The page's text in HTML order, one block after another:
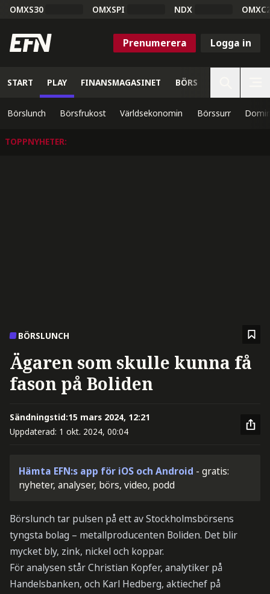
OMXS30 OMXSPI NDX
Prenumerera Logga in
START PLAY FINANSMAGASINET BÖRS
Börslunch Börsfrukost Världsekonomin Börssurr
TOPPNYHETER:
BÖRSLUNCH
Ägaren som skulle kunna få
fason på Boliden
Sändningstid:15 mars 2024, 12:21
Uppdaterad: 1 okt. 2024, 00:04
Hämta EFN:s app för iOS och Android - gratis:
nyheter, analyser, börs, video, podd
Börslunch tar pulsen på ett av Stockholmsbörsens
tyngsta bolag – metallproducenten Boliden. Det blir
mycket bly, zink, nickel och koppar.
För analysen står Christian Kopfer, analytiker på
Handelsbanken, och Karl Hedberg, aktiechef på